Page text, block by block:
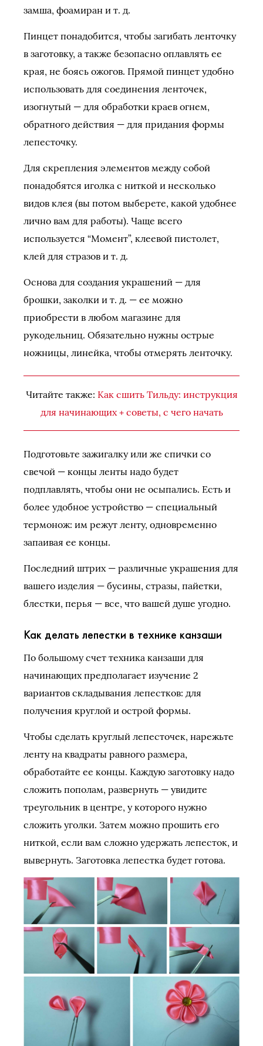
замша, фоамиран и т. д.
Пинцет понадобится, чтобы загибать ленточку
в заготовку, а также безопасно оплавлять ее
края, не боясь ожогов. Прямой пинцет удобно
использовать для соединения ленточек,
изогнутый — для обработки краев огнем,
обратного действия — для придания формы
лепесточку.
Для скрепления элементов между собой
понадобятся иголка с ниткой и несколько
видов клея (вы потом выберете, какой удобнее
лично вам для работы). Чаще всего
используется “Момент”, клеевой пистолет,
клей для стразов и т. д.
Основа для создания украшений — для
брошки, заколки и т. д. — ее можно
приобрести в любом магазине для
рукодельниц. Обязательно нужны острые
ножницы, линейка, чтобы отмерять ленточку.
Читайте также: Как сшить Тильду: инструкция
для начинающих + советы, с чего начать
Подготовьте зажигалку или же спички со
свечой — концы ленты надо будет
подплавлять, чтобы они не осыпались. Есть и
более удобное устройство — специальный
термонож: им режут ленту, одновременно
запаивая ее концы.
Последний штрих — различные украшения для
вашего изделия — бусины, стразы, пайетки,
блестки, перья — все, что вашей душе угодно.
Как делать лепестки в технике канзаши
По большому счет техника канзаши для
начинающих предполагает изучение 2
вариантов складывания лепестков: для
получения круглой и острой формы.
Чтобы сделать круглый лепесточек, нарежьте
ленту на квадраты равного размера,
обработайте ее концы. Каждую заготовку надо
сложить пополам, развернуть — увидите
треугольник в центре, у которого нужно
сложить уголки. Затем можно прошить его
ниткой, если вам сложно удержать лепесток, и
вывернуть. Заготовка лепестка будет готова.